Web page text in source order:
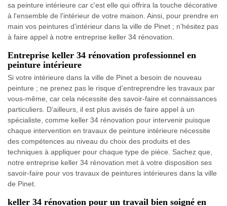
sa peinture intérieure car c'est elle qui offrira la touche décorative
à l'ensemble de l’intérieur de votre maison. Ainsi, pour prendre en
main vos peintures d’intérieur dans la ville de Pinet ; n’hésitez pas
à faire appel à notre entreprise keller 34 rénovation.
Entreprise keller 34 rénovation professionnel en
peinture intérieure
Si votre intérieure dans la ville de Pinet a besoin de nouveau
peinture ; ne prenez pas le risque d’entreprendre les travaux par
vous-même, car cela nécessite des savoir-faire et connaissances
particuliers. D’ailleurs, il est plus avisés de faire appel à un
spécialiste, comme keller 34 rénovation pour intervenir puisque
chaque intervention en travaux de peinture intérieure nécessite
des compétences au niveau du choix des produits et des
techniques à appliquer pour chaque type de pièce. Sachez que,
notre entreprise keller 34 rénovation met à votre disposition ses
savoir-faire pour vos travaux de peintures intérieures dans la ville
de Pinet.
keller 34 rénovation pour un travail bien soigné en